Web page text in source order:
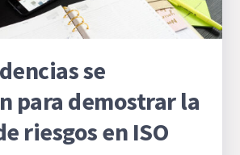
se
para demostrar la
riesgos en ISO